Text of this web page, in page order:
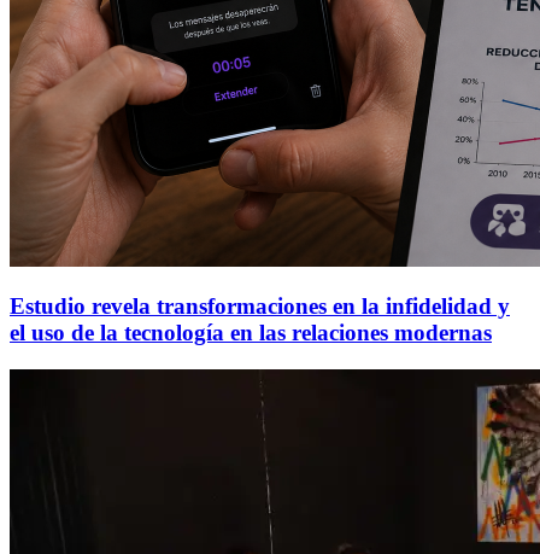
Estudio revela transformaciones en la infidelidad y
el uso de la tecnología en las relaciones modernas